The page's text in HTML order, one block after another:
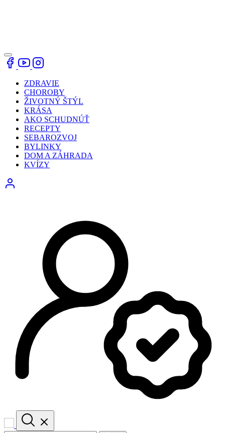
ZDRAVIE
CHOROBY
ŽIVOTNÝ ŠTÝL
KRÁSA
AKO SCHUDNÚŤ
RECEPTY
SEBAROZVOJ
BYLINKY
DOM A ZÁHRADA
KVÍZY